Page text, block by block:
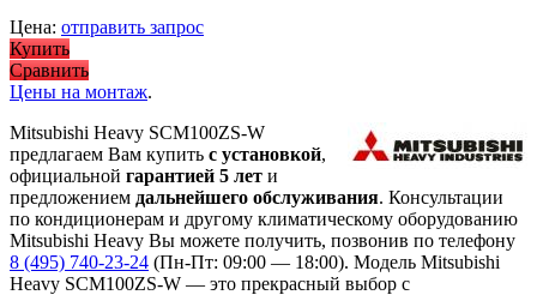
Цена: отправить запрос
Купить
Сравнить
Цены на монтаж.
Mitsubishi Heavy SCM100ZS-W
предлагаем Вам купить с установкой,
официальной гарантией 5 лет и
предложением дальнейшего обслуживания. Консультации
по кондиционерам и другому климатическому оборудованию
Mitsubishi Heavy Вы можете получить, позвонив по телефону
8 (495) 740-23-24 (Пн-Пт: 09:00 — 18:00). Модель Mitsubishi
Heavy SCM100ZS-W — это прекрасный выбор с